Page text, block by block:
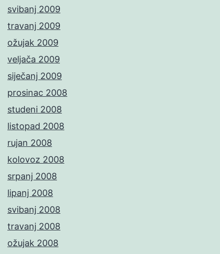
svibanj 2009
travanj 2009
ožujak 2009
veljača 2009
siječanj 2009
prosinac 2008
studeni 2008
listopad 2008
rujan 2008
kolovoz 2008
srpanj 2008
lipanj 2008
svibanj 2008
travanj 2008
ožujak 2008